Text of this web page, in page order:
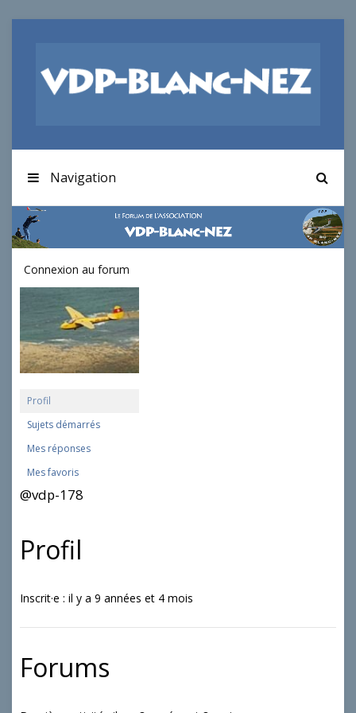
Navigation
Connexion au forum
Profil
Sujets démarrés
Mes réponses
Mes favoris
@vdp-178
Profil
Inscrit·e : il y a 9 années et 4 mois
Forums